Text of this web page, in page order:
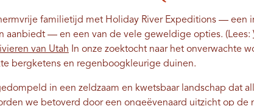
familietijd met Holiday River Expeditions — een
aanbiedt — en een van de vele geweldige opties. (Lees:
van Utah In onze zoektocht naar het onverwachte
bergketens en regenboogkleurige duinen.
in een zeldzaam en kwetsbaar landschap dat
we betoverd door een ongeëvenaard uitzicht op de